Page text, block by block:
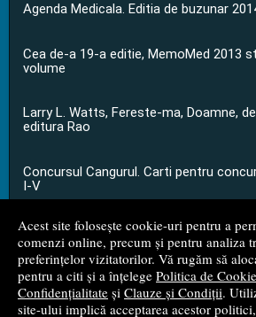
Acest site folosește cookie-uri pentru a
comenzi online, precum și pentru analiza
preferințelor vizitatorilor. Vă rugăm să
pentru a citi și a înțelege Politica de Cookie
Confidențialitate și Clauze și Condiții.
site-ului implică acceptarea acestor
Agenda Medicala. Editia de buzunar
Cea de-a 19-a editie, MemoMed 2013
volume
Larry L. Watts, Fereste-ma, Doamne,
editura Rao
Concursul Cangurul. Carti pentru
I-V
...toate știrile
© 2008 - 2026S.C. M.G. Net
Magazin onlinecreat de